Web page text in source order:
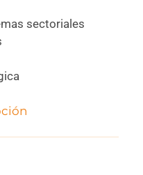
sectoriales